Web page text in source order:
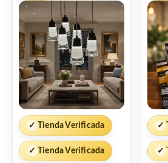
INTERESAR
Share
Twitter
Share
❤ME GUSTA 5
👍 5 personas recomiendan este
✓ Tienda Verificada
✓ Tienda Verificada
✓
✓